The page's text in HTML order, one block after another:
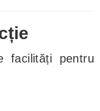
facilități pentru